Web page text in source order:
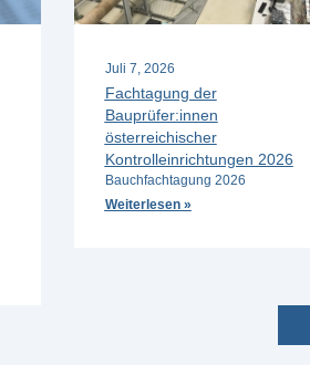
Juli 7, 2026
Fachtagung der
Bauprüfer:innen
österreichischer
Kontrolleinrichtungen 2026
Bauchfachtagung 2026
Weiterlesen »